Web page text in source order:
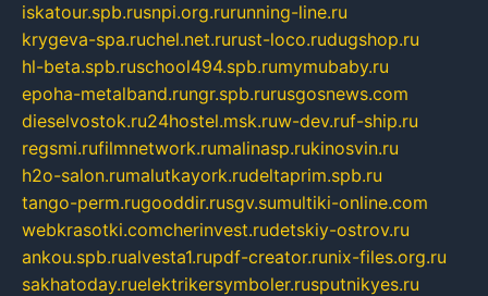
iskatour.spb.rusnpi.org.rurunning-line.ru
krygeva-spa.ruchel.net.rurust-loco.rudugshop.ru
hl-beta.spb.ruschool494.spb.rumymubaby.ru
epoha-metalband.rungr.spb.rurusgosnews.com
dieselvostok.ru24hostel.msk.ruw-dev.ruf-ship.ru
regsmi.rufilmnetwork.rumalinasp.rukinosvin.ru
h2o-salon.rumalutkayork.rudeltaprim.spb.ru
tango-perm.rugooddir.rusgv.sumultiki-online.com
webkrasotki.comcherinvest.rudetskiy-ostrov.ru
ankou.spb.rualvesta1.rupdf-creator.runix-files.org.ru
sakhatoday.ruelektrikersymboler.rusputnikyes.ru